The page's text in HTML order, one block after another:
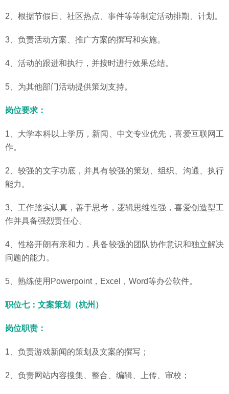
2、根据节假日、社区热点、事件等等制定活动排期、计划。
3、负责活动方案、推广方案的撰写和实施。
4、活动的跟进和执行，并按时进行效果总结。
5、为其他部门活动提供策划支持。
岗位要求：
1、大学本科以上学历，新闻、中文专业优先，喜爱互联网工
作。
2、较强的文字功底，并具有较强的策划、组织、沟通、执行
能力。
3、工作踏实认真，善于思考，逻辑思维性强，喜爱创造型工
作并具备强烈责任心。
4、性格开朗有亲和力，具备较强的团队协作意识和独立解决
问题的能力。
5、熟练使用Powerpoint，Excel，Word等办公软件。
职位七：文案策划（杭州）
岗位职责：
1、负责游戏新闻的策划及文案的撰写；
2、负责网站内容搜集、整合、编辑、上传、审校；